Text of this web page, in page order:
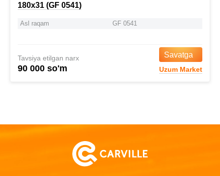
180x31 (GF 0541)
Asl raqam GF 0541
Tavsiya etilgan narx
90 000 so'm
Savatga
Uzum Market